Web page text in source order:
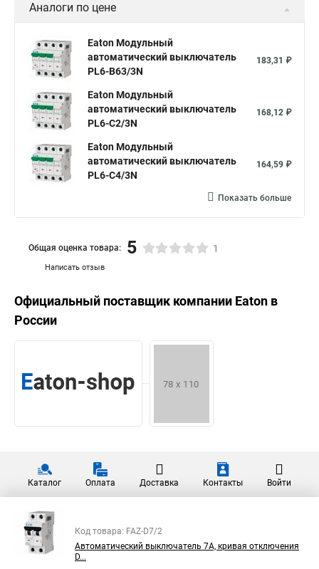
Аналоги по цене
Eaton Модульный
автоматический выключатель
PL6-B63/3N
183,31 ₽
Eaton Модульный
автоматический выключатель
PL6-C2/3N
168,12 ₽
Eaton Модульный
автоматический выключатель
PL6-C4/3N
164,59 ₽
Показать больше
Написать отзыв
Общая оценка товара: 5 1
Официальный поставщик компании Eaton в
России
Каталог Оплата Доставка Контакты Войти
Код товара: FAZ-D7/2
Автоматический выключатель 7А, кривая отключения
D...